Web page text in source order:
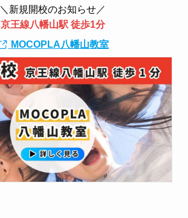
＼新規開校のお知らせ／
京王線八幡山駅 徒歩1分
MOCOPLA八幡山教室